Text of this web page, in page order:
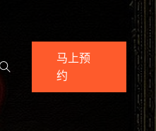
马上预
约